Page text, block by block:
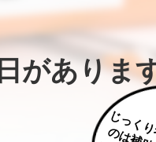
がありま